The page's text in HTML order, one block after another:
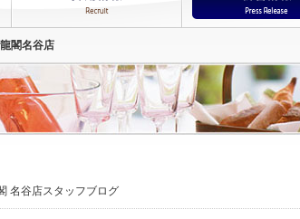
閣名谷店
名谷店スタッフブログ